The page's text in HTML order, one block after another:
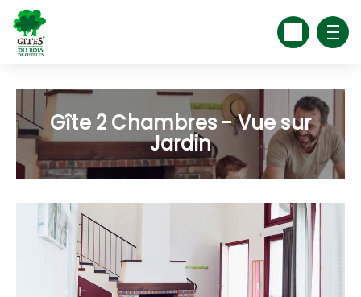
Gîte 2 Chambres - Vue sur
Jardin